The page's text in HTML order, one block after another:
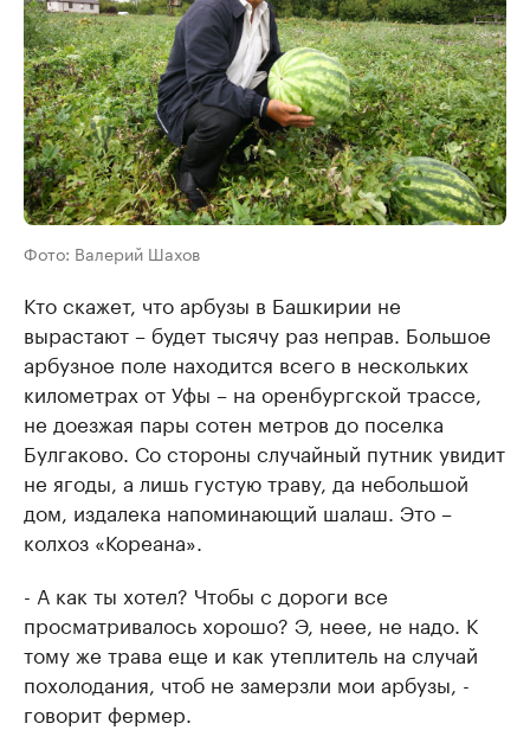
Фото: Валерий Шахов
Кто скажет, что арбузы в Башкирии не
вырастают – будет тысячу раз неправ. Большое
арбузное поле находится всего в нескольких
километрах от Уфы – на оренбургской трассе,
не доезжая пары сотен метров до поселка
Булгаково. Со стороны случайный путник увидит
не ягоды, а лишь густую траву, да небольшой
дом, издалека напоминающий шалаш. Это –
колхоз «Кореана».
- А как ты хотел? Чтобы с дороги все
просматривалось хорошо? Э, неее, не надо. К
тому же трава еще и как утеплитель на случай
похолодания, чтоб не замерзли мои арбузы, -
говорит фермер.